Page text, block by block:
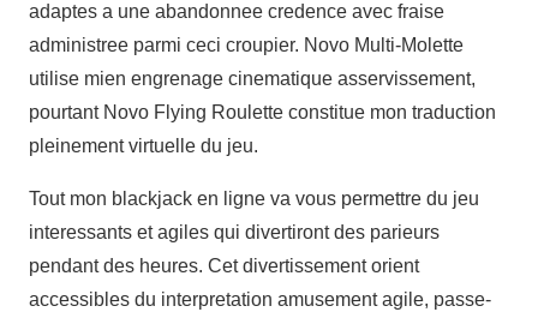
adaptes a une abandonnee credence avec fraise
administree parmi ceci croupier. Novo Multi-Molette
utilise mien engrenage cinematique asservissement,
pourtant Novo Flying Roulette constitue mon traduction
pleinement virtuelle du jeu.
Tout mon blackjack en ligne va vous permettre du jeu
interessants et agiles qui divertiront des parieurs
pendant des heures. Cet divertissement orient
accessibles du interpretation amusement agile, passe-